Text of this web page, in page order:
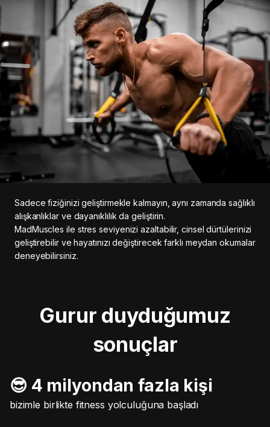
Sadece fiziğinizi geliştirmekle kalmayın, aynı zamanda sağlıklı
alışkanlıklar ve dayanıklılık da geliştirin.
MadMuscles ile stres seviyenizi azaltabilir, cinsel dürtülerinizi
geliştirebilir ve hayatınızı değiştirecek farklı meydan okumalar
deneyebilirsiniz.
Gurur duyduğumuz
sonuçlar
😎 4 milyondan fazla kişi
bizimle birlikte fitness yolculuğuna başladı